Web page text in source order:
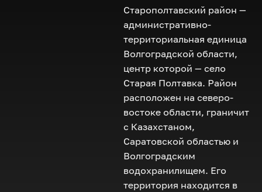
Старополтавский район —
административно-
территориальная единица
Волгоградской области,
центр которой — село
Старая Полтавка. Район
расположен на северо-
востоке области, граничит
с Казахстаном,
Саратовской областью и
Волгоградским
водохранилищем. Его
территория находится в